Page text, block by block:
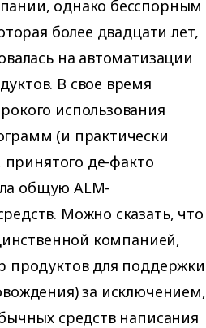
однако бесспорным
более двадцати лет,
на автоматизации
В свое время
использования
(и практически
де-факто
общую ALM-
Можно сказать, что
компанией,
продуктов для поддержки
за исключением,
средств написания